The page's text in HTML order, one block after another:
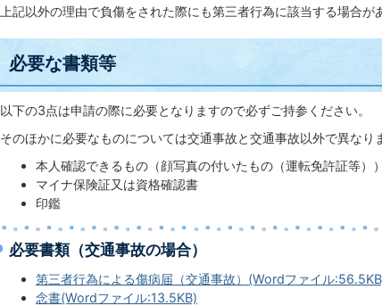
上記以外の理由で負傷をされた際にも第三者行為に該当する場合が
必要な書類等
以下の3点は申請の際に必要となりますので必ずご持参ください。
そのほかに必要なものについては交通事故と交通事故以外で異なり
本人確認できるもの（顔写真の付いたもの（運転免許証等））
マイナ保険証又は資格確認書
印鑑
必要書類（交通事故の場合）
第三者行為による傷病届（交通事故）(Wordファイル
念書(Wordファイル:13.5KB)